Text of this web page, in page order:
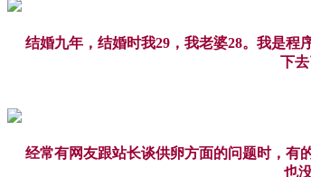
结婚九年，结婚时我29，我老婆28。我是程
下
经常有网友跟站长谈供卵方面的问题时，有
也